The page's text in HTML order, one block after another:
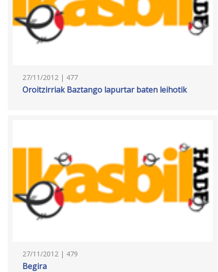
27/11/2012 | 477
Oroitzirriak Baztango lapurtar baten leihotik
27/11/2012 | 479
Begira